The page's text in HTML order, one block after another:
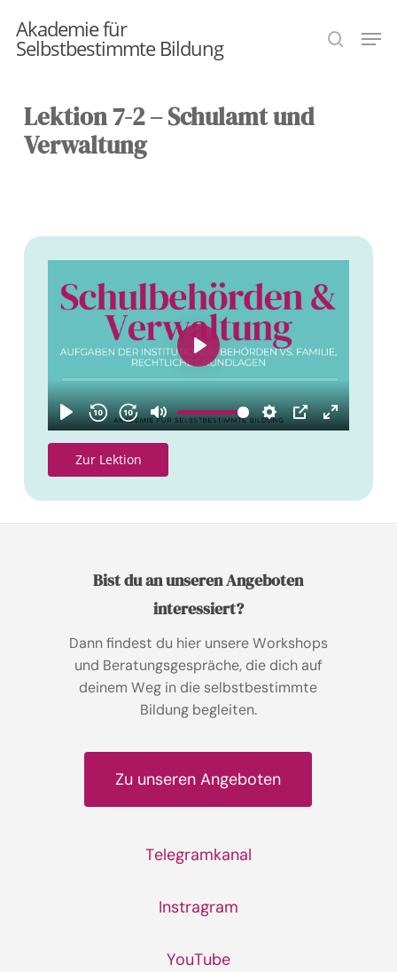
Akademie für
Selbstbestimmte Bildung search
Lektion 7-2 – Schulamt und
Verwaltung
Zur Lektion
Bist du an unseren Angeboten
interessiert?
Dann findest du hier unsere Workshops
und Beratungsgespräche, die dich auf
deinem Weg in die selbstbestimmte
Bildung begleiten.
Zu unseren Angeboten
Telegramkanal
Instragram
YouTube